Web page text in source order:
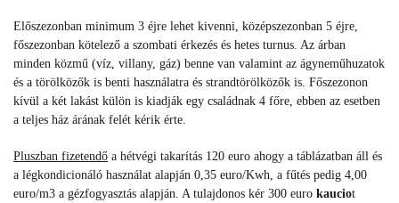
Előszezonban minimum 3 éjre lehet kivenni, középszezonban 5 éjre,
főszezonban kötelező a szombati érkezés és hetes turnus. Az árban
minden közmű (víz, villany, gáz) benne van valamint az ágyneműhuzatok
és a törölközők is benti használatra és strandtörölközők is. Főszezonon
kívül a két lakást külön is kiadják egy családnak 4 főre, ebben az esetben
a teljes ház árának felét kérik érte.
Pluszban fizetendő a hétvégi takarítás 120 euro ahogy a táblázatban áll és
a légkondicionáló használat alapján 0,35 euro/Kwh, a fűtés pedig 4,00
euro/m3 a gézfogyasztás alapján. A tulajdonos kér 300 euro kauciot